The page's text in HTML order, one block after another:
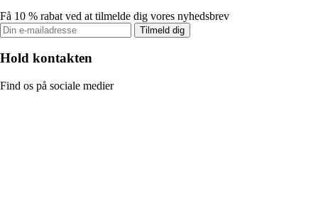
Få 10 % rabat ved at tilmelde dig vores nyhedsbrev
Tilmeld dig
Hold kontakten
Find os på sociale medier